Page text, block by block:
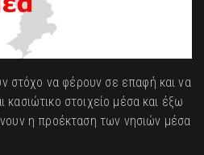
στόχο να φέρουν σε επαφή και να
κασιώτικο στοιχείο μέσα και έξω
η προέκταση των νησιών μέσα